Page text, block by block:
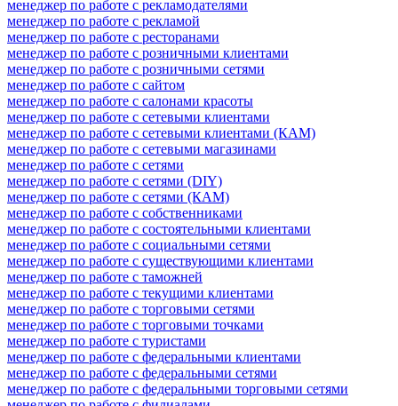
менеджер по работе с рекламодателями
менеджер по работе с рекламой
менеджер по работе с ресторанами
менеджер по работе с розничными клиентами
менеджер по работе с розничными сетями
менеджер по работе с сайтом
менеджер по работе с салонами красоты
менеджер по работе с сетевыми клиентами
менеджер по работе с сетевыми клиентами (КАМ)
менеджер по работе с сетевыми магазинами
менеджер по работе с сетями
менеджер по работе с сетями (DIY)
менеджер по работе с сетями (КАМ)
менеджер по работе с собственниками
менеджер по работе с состоятельными клиентами
менеджер по работе с социальными сетями
менеджер по работе с существующими клиентами
менеджер по работе с таможней
менеджер по работе с текущими клиентами
менеджер по работе с торговыми сетями
менеджер по работе с торговыми точками
менеджер по работе с туристами
менеджер по работе с федеральными клиентами
менеджер по работе с федеральными сетями
менеджер по работе с федеральными торговыми сетями